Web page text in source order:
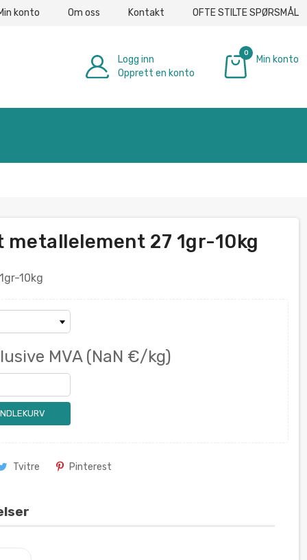
konto Om oss Kontakt OFTE STILTE SPØRSMÅL
Logg inn
Opprett en konto
0
Min konto
metallelement 27 1gr-10kg
10kg
MVA (NaN €/kg)
Tvitre Pinterest